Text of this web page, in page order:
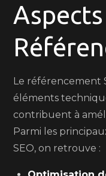
Le référencement
éléments
contribuent à
Parmi les
SEO, on retrouve :